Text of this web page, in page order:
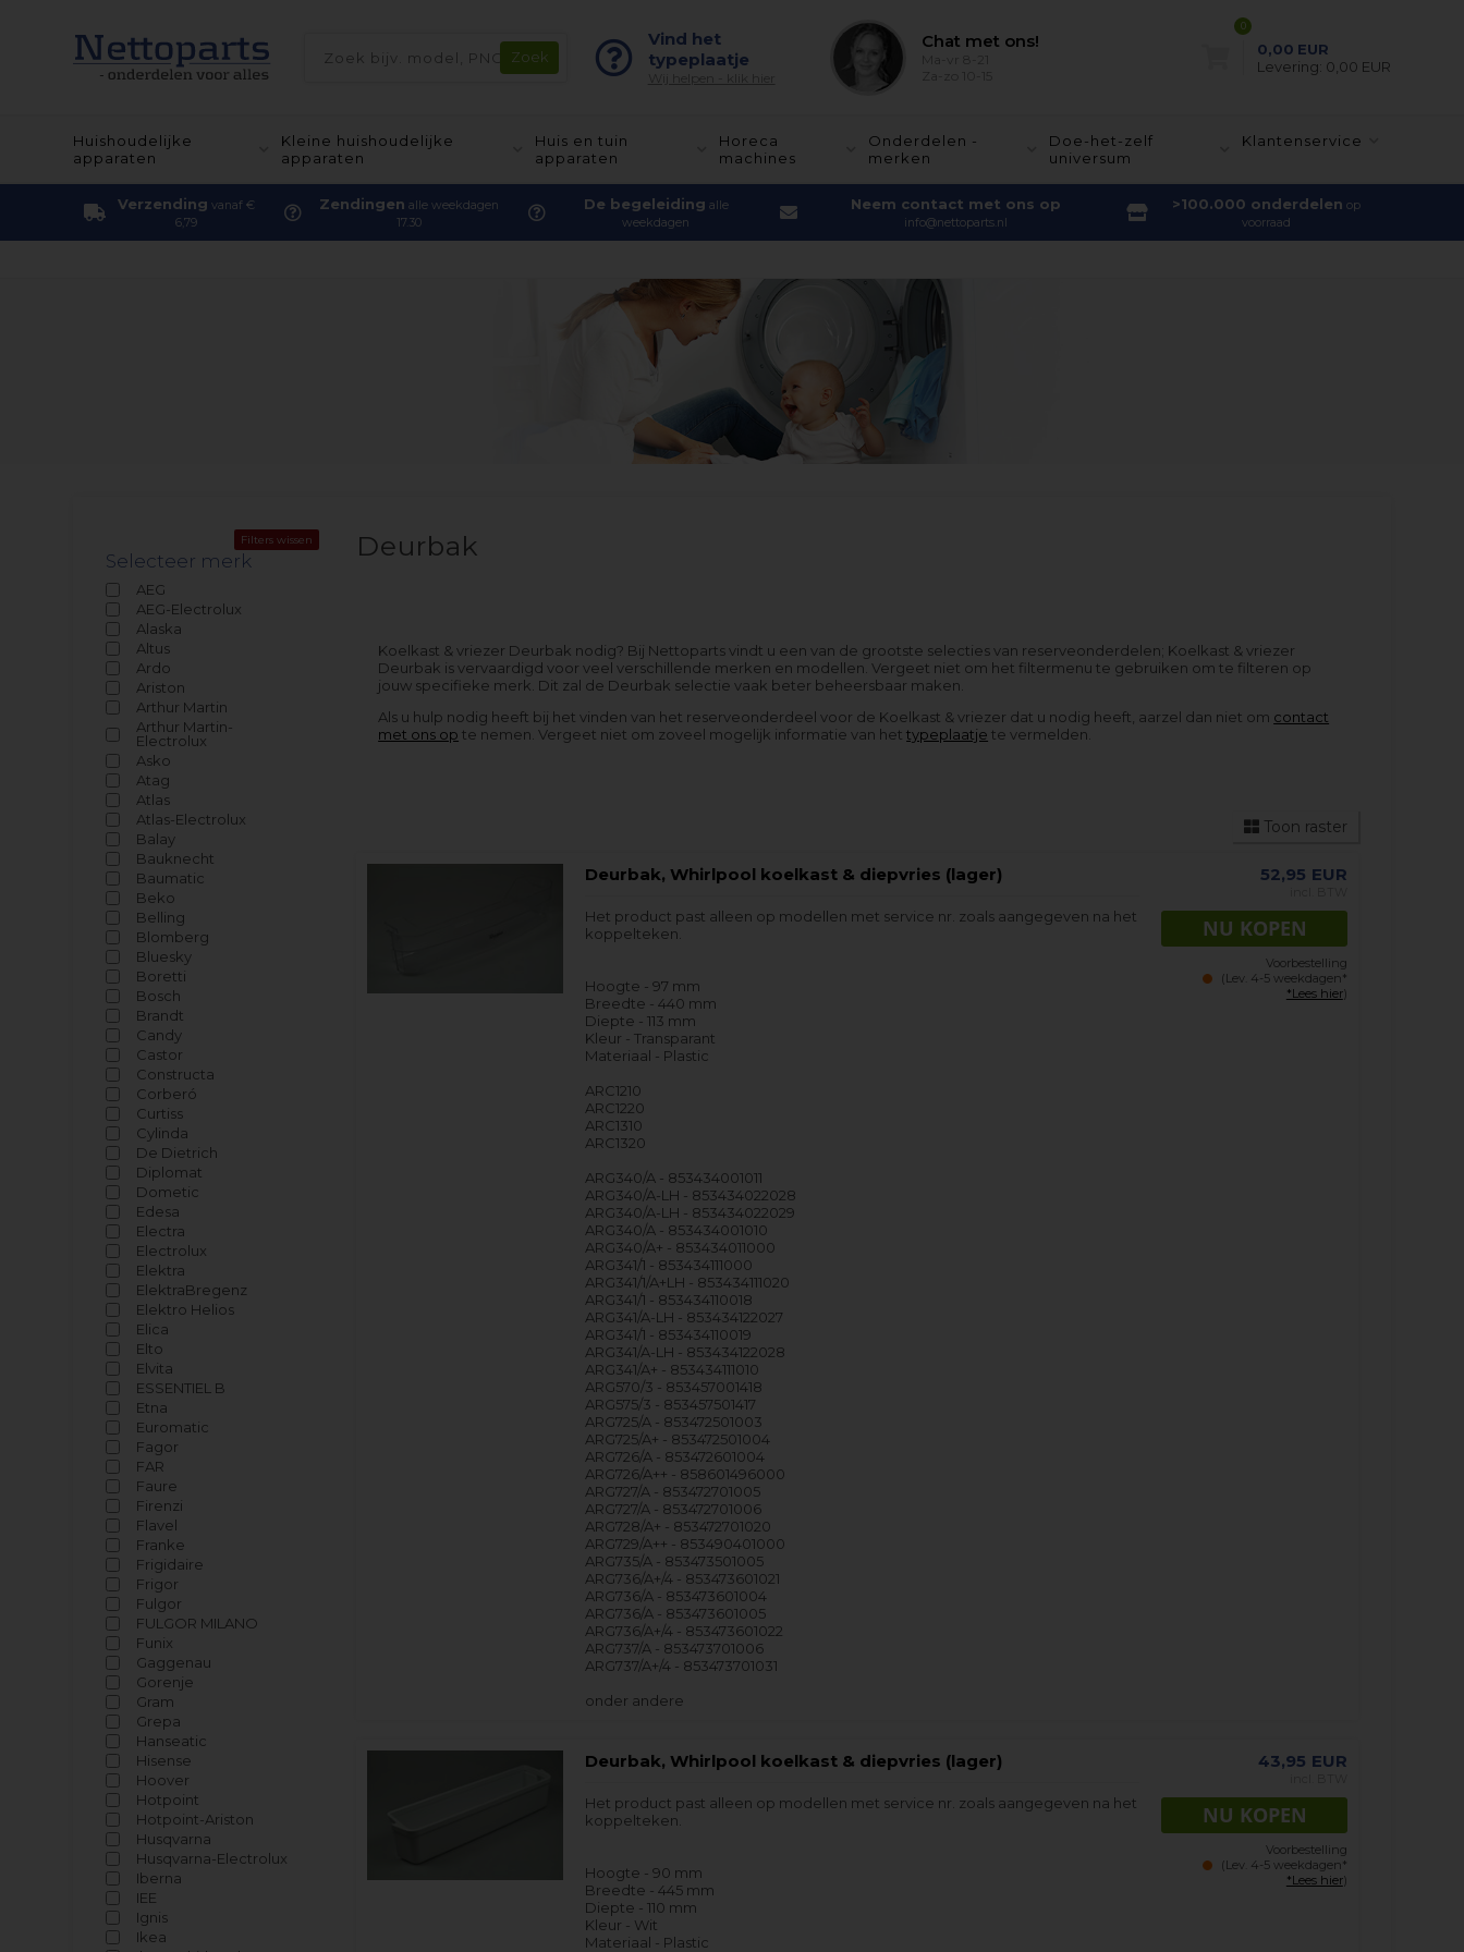
Vind het
typeplaatje
Chat met ons!
0
0,00 EUR
Levering: 0,00 EUR
Huishoudelijke
apparaten
Kleine huishoudelijke
apparaten
Huis en tuin
apparaten
Horeca
machines
Onderdelen -
merken
Doe-het-zelf
universum
Klantenservice
Verzending vanaf €
6,79
Zendingen alle weekdagen
17.30
De begeleiding alle
weekdagen
Neem contact met ons op
info@nettoparts.nl
>100.000 onderdelen op
voorraad
Filters wissen
Selecteer merk
AEG
AEG-Electrolux
Alaska
Altus
Ardo
Ariston
Arthur Martin
Arthur Martin-
Electrolux
Asko
Atag
Atlas
Atlas-Electrolux
Balay
Bauknecht
Baumatic
Beko
Belling
Blomberg
Bluesky
Boretti
Bosch
Brandt
Candy
Castor
Constructa
Corberó
Curtiss
Cylinda
De Dietrich
Diplomat
Dometic
Edesa
Electra
Electrolux
Elektra
ElektraBregenz
Elektro Helios
Elica
Elto
Elvita
ESSENTIEL B
Etna
Euromatic
Fagor
FAR
Faure
Firenzi
Flavel
Franke
Frigidaire
Frigor
Fulgor
FULGOR MILANO
Funix
Gaggenau
Gorenje
Gram
Grepa
Hanseatic
Hisense
Hoover
Hotpoint
Hotpoint-Ariston
Husqvarna
Husqvarna-Electrolux
Iberna
IEE
Ignis
Ikea
Deurbak
Koelkast & vriezer Deurbak nodig? Bij Nettoparts vindt u een van de grootste selecties van reserveonderdelen; Koelkast & vriezer
Deurbak is vervaardigd voor veel verschillende merken en modellen. Vergeet niet om het filtermenu te gebruiken om te filteren op
jouw specifieke merk. Dit zal de Deurbak selectie vaak beter beheersbaar maken.
Als u hulp nodig heeft bij het vinden van het reserveonderdeel voor de Koelkast & vriezer dat u nodig heeft, aarzel dan niet om contact
met ons op te nemen. Vergeet niet om zoveel mogelijk informatie van hettypeplaatje te vermelden.
Toon raster
Deurbak, Whirlpool koelkast & diepvries (lager)
Het product past alleen op modellen met service nr. zoals aangegeven na het
koppelteken.
Hoogte - 97 mm
Breedte - 440 mm
Diepte - 113 mm
Kleur - Transparant
Materiaal - Plastic
ARC1210
ARC1220
ARC1310
ARC1320
ARG340/A - 853434001011
ARG340/A-LH - 853434022028
ARG340/A-LH - 853434022029
ARG340/A - 853434001010
ARG340/A+ - 853434011000
ARG341/1 - 853434111000
ARG341/1/A+LH - 853434111020
ARG341/1 - 853434110018
ARG341/A-LH - 853434122027
ARG341/1 - 853434110019
ARG341/A-LH - 853434122028
ARG341/A+ - 853434111010
ARG570/3 - 853457001418
ARG575/3 - 853457501417
ARG725/A - 853472501003
ARG725/A+ - 853472501004
ARG726/A - 853472601004
ARG726/A++ - 858601496000
ARG727/A - 853472701005
ARG727/A - 853472701006
ARG728/A+ - 853472701020
ARG729/A++ - 853490401000
ARG735/A - 853473501005
ARG736/A+/4 - 853473601021
ARG736/A - 853473601004
ARG736/A - 853473601005
ARG736/A+/4 - 853473601022
ARG737/A - 853473701006
ARG737/A+/4 - 853473701031
onder andere
52,95 EUR
Voorbestelling
(Lev. 4-5 weekdagen*
*Lees hier)
Deurbak, Whirlpool koelkast & diepvries (lager)
Het product past alleen op modellen met service nr. zoals aangegeven na het
koppelteken.
Hoogte - 90 mm
Breedte - 445 mm
Diepte - 110 mm
Kleur - Wit
Materiaal - Plastic
43,95 EUR
Voorbestelling
(Lev. 4-5 weekdagen*
*Lees hier)